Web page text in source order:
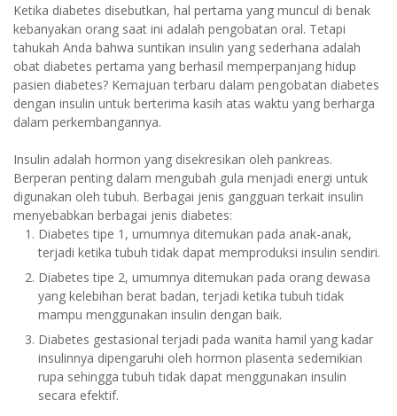
Ketika diabetes disebutkan, hal pertama yang muncul di benak
kebanyakan orang saat ini adalah pengobatan oral. Tetapi
tahukah Anda bahwa suntikan insulin yang sederhana adalah
obat diabetes pertama yang berhasil memperpanjang hidup
pasien diabetes? Kemajuan terbaru dalam pengobatan diabetes
dengan insulin untuk berterima kasih atas waktu yang berharga
dalam perkembangannya.
Insulin adalah hormon yang disekresikan oleh pankreas.
Berperan penting dalam mengubah gula menjadi energi untuk
digunakan oleh tubuh. Berbagai jenis gangguan terkait insulin
menyebabkan berbagai jenis diabetes:
Diabetes tipe 1, umumnya ditemukan pada anak-anak,
terjadi ketika tubuh tidak dapat memproduksi insulin sendiri.
Diabetes tipe 2, umumnya ditemukan pada orang dewasa
yang kelebihan berat badan, terjadi ketika tubuh tidak
mampu menggunakan insulin dengan baik.
Diabetes gestasional terjadi pada wanita hamil yang kadar
insulinnya dipengaruhi oleh hormon plasenta sedemikian
rupa sehingga tubuh tidak dapat menggunakan insulin
secara efektif.